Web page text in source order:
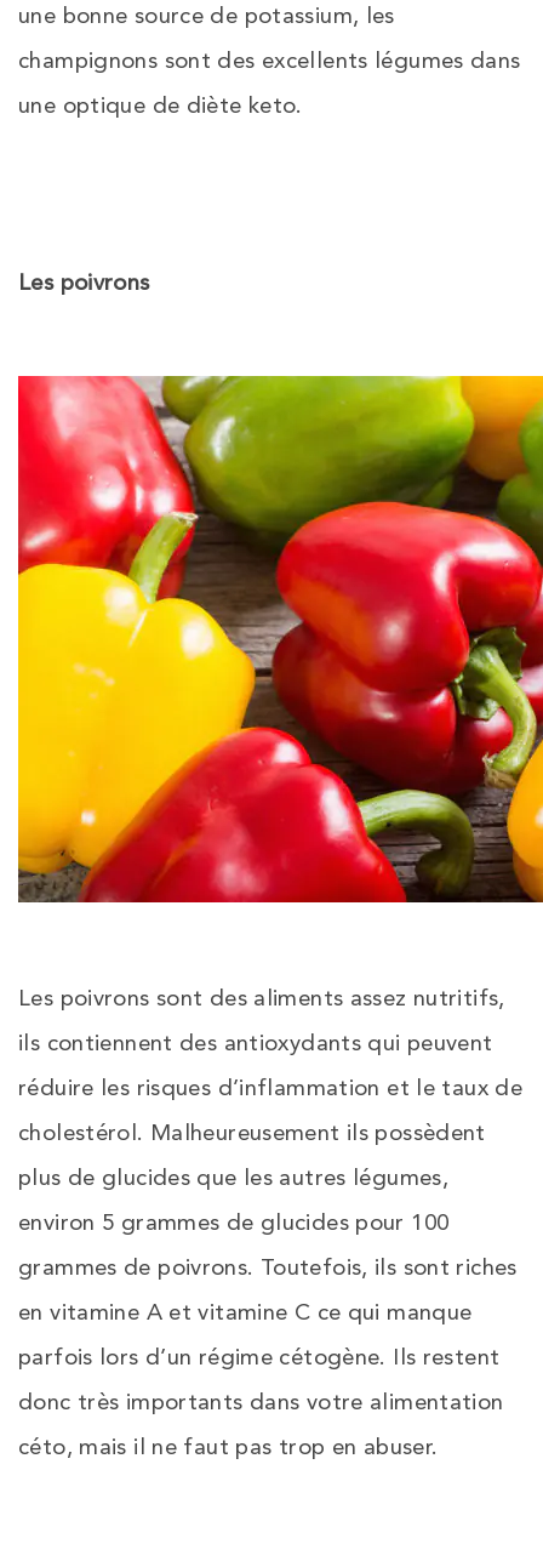
une bonne source de potassium, les
champignons sont des excellents légumes dans
une optique de diète keto.
Les poivrons
Les poivrons sont des aliments assez nutritifs,
ils contiennent des antioxydants qui peuvent
réduire les risques d’inflammation et le taux de
cholestérol. Malheureusement ils possèdent
plus de glucides que les autres légumes,
environ 5 grammes de glucides pour 100
grammes de poivrons. Toutefois, ils sont riches
en vitamine A et vitamine C ce qui manque
parfois lors d’un régime cétogène. Ils restent
donc très importants dans votre alimentation
céto, mais il ne faut pas trop en abuser.